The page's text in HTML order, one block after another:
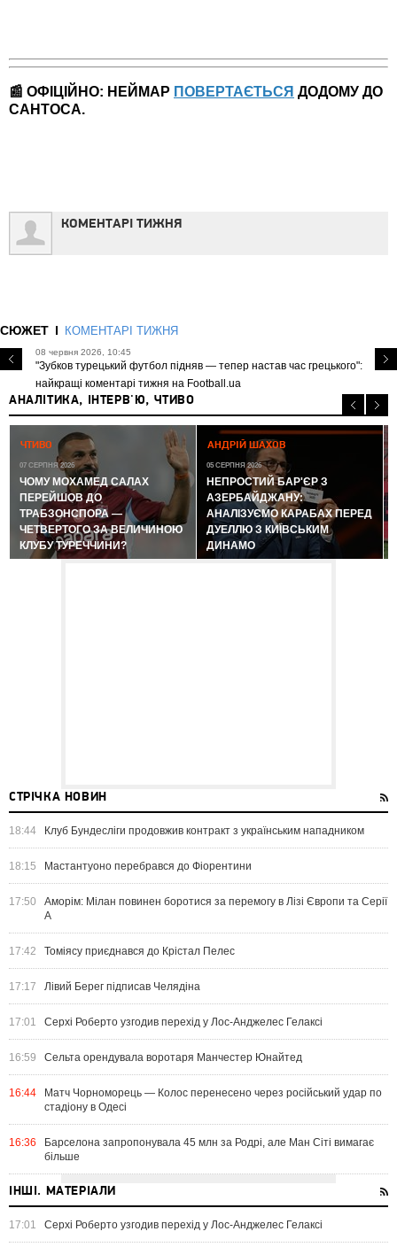
📰 ОФІЦІЙНО: НЕЙМАР ПОВЕРТАЄТЬСЯ ДОДОМУ ДО
САНТОСА.
КОМЕНТАРІ ТИЖНЯ
СЮЖЕТ КОМЕНТАРІ ТИЖНЯ
08 червня 2026, 10:45
"Зубков турецький футбол підняв — тепер настав час грецького":
найкращі коментарі тижня на Football.ua
АНАЛІТИКА, ІНТЕРВ'Ю, ЧТИВО
ЧТИВО
07 СЕРПНЯ 2026
ЧОМУ МОХАМЕД САЛАХ
ПЕРЕЙШОВ ДО
ТРАБЗОНСПОРА —
ЧЕТВЕРТОГО ЗА ВЕЛИЧИНОЮ
КЛУБУ ТУРЕЧЧИНИ?
АНДРІЙ ШАХОВ
05 СЕРПНЯ 2026
НЕПРОСТИЙ БАР'ЄР З
АЗЕРБАЙДЖАНУ:
АНАЛІЗУЄМО КАРАБАХ ПЕРЕД
ДУЕЛЛЮ З КИЇВСЬКИМ
ДИНАМО
СТРІЧКА НОВИН
18:44 Клуб Бундесліги продовжив контракт з українським нападником
18:15 Мастантуоно перебрався до Фіорентини
17:50
Аморім: Мілан повинен боротися за перемогу в Лізі Європи та Серії
А
17:42 Томіясу приєднався до Крістал Пелес
17:17 Лівий Берег підписав Челядіна
17:01 Серхі Роберто узгодив перехід у Лос-Анджелес Гелаксі
16:59 Сельта орендувала воротаря Манчестер Юнайтед
16:44
Матч Чорноморець — Колос перенесено через російський удар по
стадіону в Одесі
16:36
Барселона запропонувала 45 млн за Родрі, але Ман Сіті вимагає
більше
ІНШІ. МАТЕРІАЛИ
17:01 Серхі Роберто узгодив перехід у Лос-Анджелес Гелаксі